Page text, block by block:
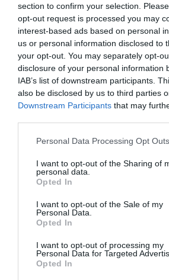
section to confirm your selection.
opt-out request is processed you may
interest-based ads based on personal
us or personal information disclosed to
your opt-out. You may separately opt-
disclosure of your personal information
IAB’s list of downstream participants.
also be disclosed by us to third parties
Downstream Participants that may
Personal Data Processing Opt Outs
I want to opt-out of the Sharing of
personal data.
Opted In
I want to opt-out of the Sale of my
Personal Data.
Opted In
I want to opt-out of processing my
Personal Data for Targeted
Opted In
Tags
Σχολείο Ελεύθερης Κατάδυσης
Hellas Freedivers